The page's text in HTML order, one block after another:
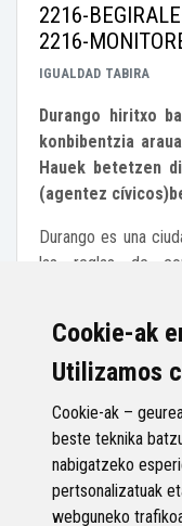
Cookie-ak
Utilizamos
Cookie-ak –
beste teknika
nabigatzeko
pertsonalizatuak
webguneko
2216-
2216-
IGUALDAD TABIRA
Durango hiritxo
konbibentzia
Hauek betetzen
(agentez
Durango es una
las reglas de
10 Apoyos
20 entradas